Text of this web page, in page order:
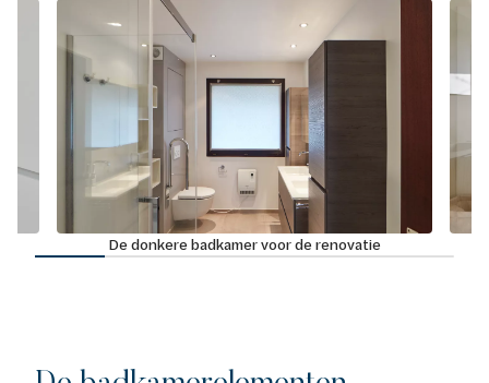
De donkere badkamer voor de renovatie